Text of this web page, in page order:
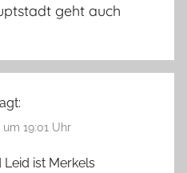
geht auch
19:01 Uhr
ist Merkels